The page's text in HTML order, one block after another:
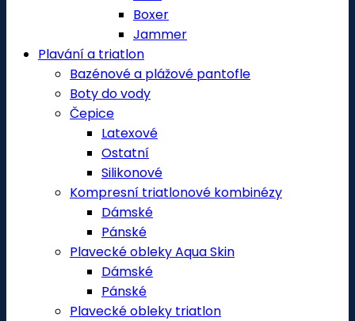
Boxer
Jammer
Plavání a triatlon
Bazénové a plážové pantofle
Boty do vody
Čepice
Latexové
Ostatní
Silikonové
Kompresní triatlonové kombinézy
Dámské
Pánské
Plavecké obleky Aqua Skin
Dámské
Pánské
Plavecké obleky triatlon